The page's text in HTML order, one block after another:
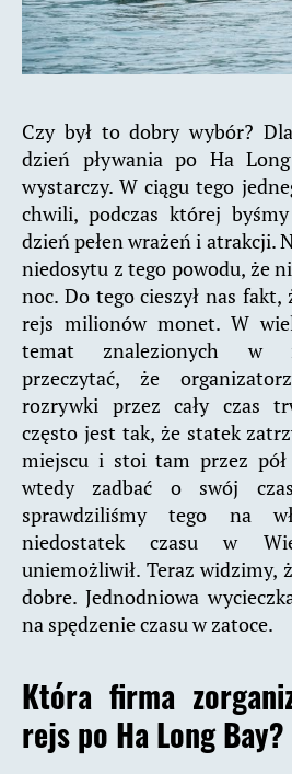
Czy był to dobry wybór?
dzień pływania po Ha
wystarczy. W ciągu tego
chwili, podczas której
dzień pełen wrażeń i atrakcji.
niedosytu z tego powodu, że
noc. Do tego cieszył nas
rejs milionów monet. W
temat znalezionych w
przeczytać, że
rozrywki przez cały czas
często jest tak, że statek
miejscu i stoi tam przez
wtedy zadbać o swój
sprawdziliśmy tego na
niedostatek czasu w
uniemożliwił. Teraz widzimy,
dobre. Jednodniowa
na spędzenie czasu w zatoce.
Która firma
rejs po Ha Long Bay?